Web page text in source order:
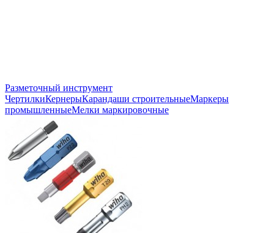
Разметочный инструмент
ЧертилкиКернерыКарандаши строительныеМаркеры
промышленныеМелки маркировочные